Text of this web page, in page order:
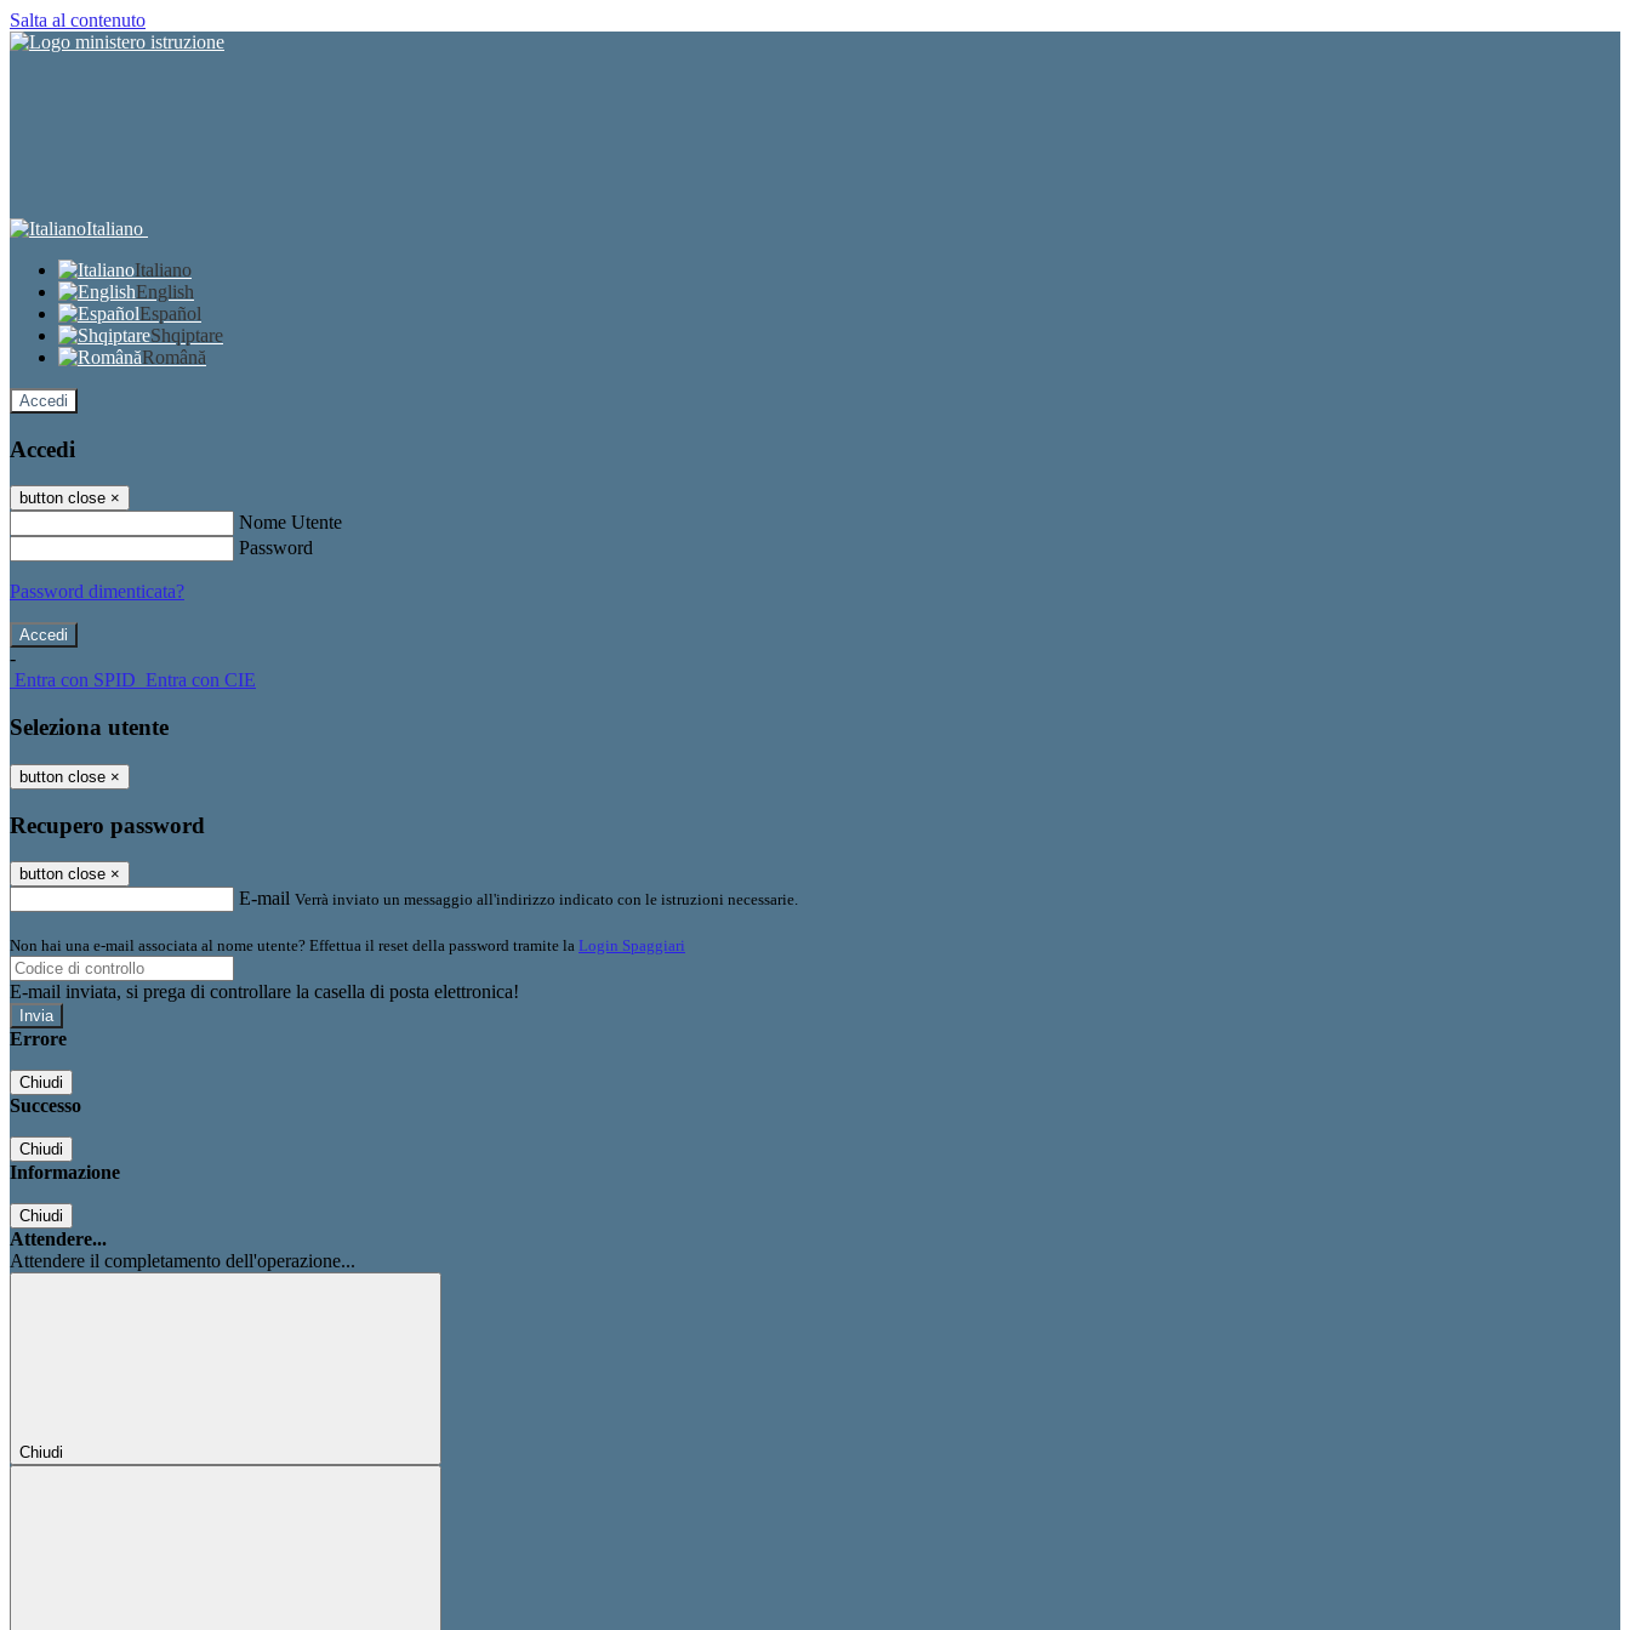
Salta al contenuto
Italiano
Italiano
English
Español
Shqiptare
Română
Accedi
Accedi
button close ×
Nome Utente
Password
Password dimenticata?
-
Entra con SPID Entra con CIE
Seleziona utente
button close ×
Recupero password
button close ×
E-mail Verrà inviato un messaggio all'indirizzo indicato con le istruzioni necessarie.
Non hai una e-mail associata al nome utente? Effettua il reset della password tramite la Login Spaggiari
E-mail inviata, si prega di controllare la casella di posta elettronica!
Errore
Chiudi
Successo
Chiudi
Informazione
Chiudi
Attendere...
Attendere il completamento dell'operazione...
Chiudi